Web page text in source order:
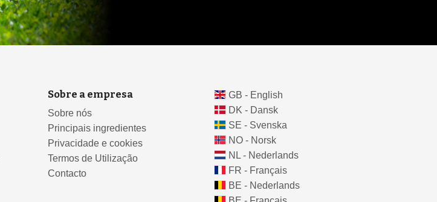
Sobre a empresa
Sobre nós
Principais ingredientes
Privacidade e cookies
Termos de Utilização
Contacto
GB - English
DK - Dansk
SE - Svenska
NO - Norsk
NL - Nederlands
FR - Français
BE - Nederlands